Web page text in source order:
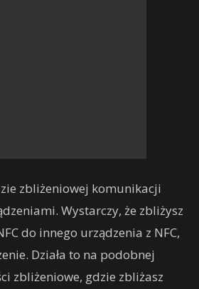
zbliżeniowej komunikacji
Wystarczy, że zbliżysz
do innego urządzenia z NFC,
Działa to na podobnej
zbliżeniowe, gdzie zbliżasz